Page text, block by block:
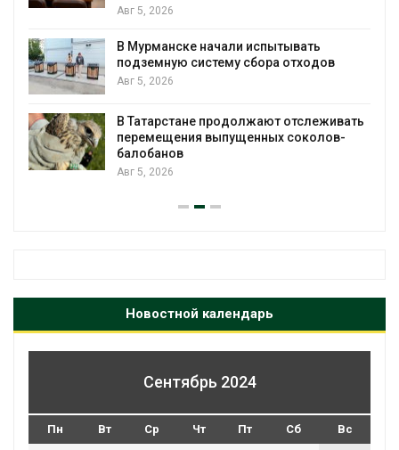
Авг 5, 2026
В Мурманске начали испытывать
подземную систему сбора отходов
Авг 5, 2026
В Татарстане продолжают отслеживать
перемещения выпущенных соколов-
балобанов
Авг 5, 2026
Новостной календарь
Сентябрь 2024
Пн Вт Ср Чт Пт Сб Вс